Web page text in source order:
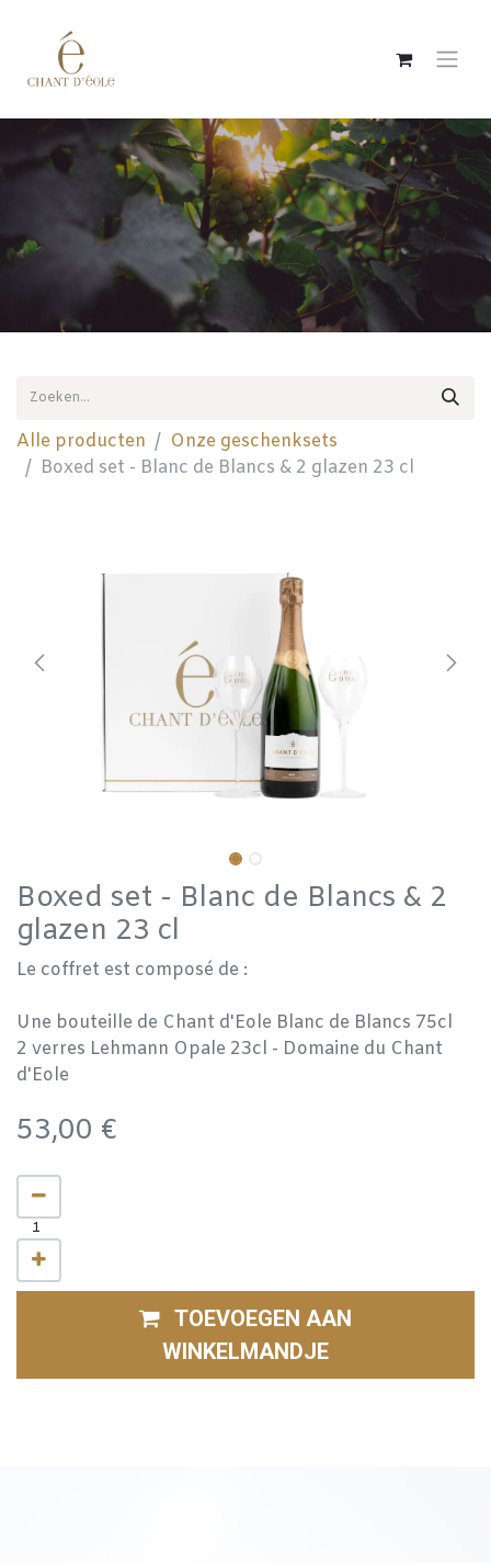
Alle producten
Onze geschenksets
Boxed set - Blanc de Blancs & 2 glazen 23 cl
Boxed set - Blanc de Blancs & 2
glazen 23 cl
Le coffret est composé de :
Une bouteille de Chant d'Eole Blanc de Blancs 75cl
2 verres Lehmann Opale 23cl - Domaine du Chant
d'Eole
53,00 €
TOEVOEGEN AAN
WINKELMANDJE